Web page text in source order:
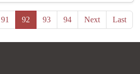
91 92 93 94 Next Last